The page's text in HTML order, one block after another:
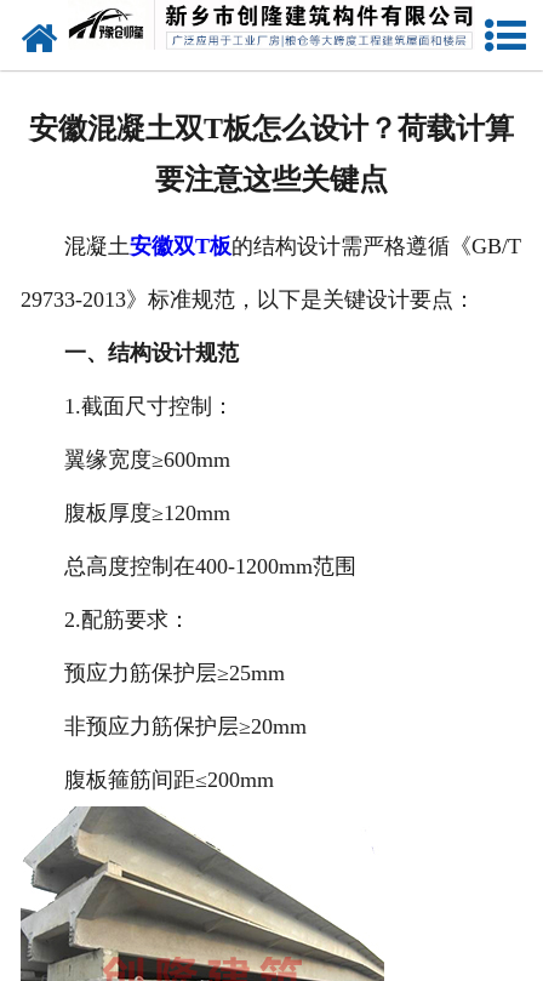
网站首页
安徽混凝土双T板怎么设计？荷载计算
要注意这些关键点
混凝土安徽双T板的结构设计需严格遵循《GB/T
29733-2013》标准规范，以下是关键设计要点：
一、结构设计规范
1.截面尺寸控制：
翼缘宽度≥600mm
腹板厚度≥120mm
总高度控制在400-1200mm范围
2.配筋要求：
预应力筋保护层≥25mm
非预应力筋保护层≥20mm
腹板箍筋间距≤200mm